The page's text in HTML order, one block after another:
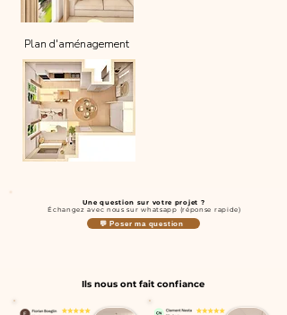
Plan d'aménagement
Une question sur votre projet ?
Échangez avec nous sur whatsapp (réponse rapide)
💬 Poser ma question
Ils nous ont fait confiance